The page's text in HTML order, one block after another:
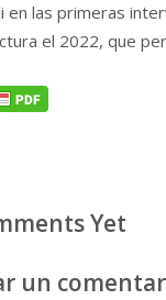
en las primeras
el 2022, que
Yet
un